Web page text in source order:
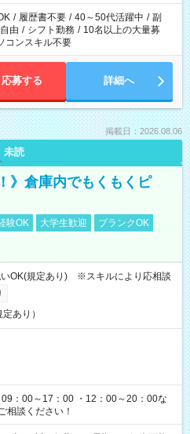
相談ください。
/ 履歴書不要 / 40～50代活躍中 / 副
由 / シフト勤務 / 10名以上の大量募
コンスキル不要
応募する 詳細へ
掲載日：2026.08.06
未読
》倉庫内でもくもくピ
験OK 大学生歓迎
ブランクOK
OK(規定あり) ※スキルにより応相談
あり）
：00～17：00 ・12：00～20：00な
相談ください！